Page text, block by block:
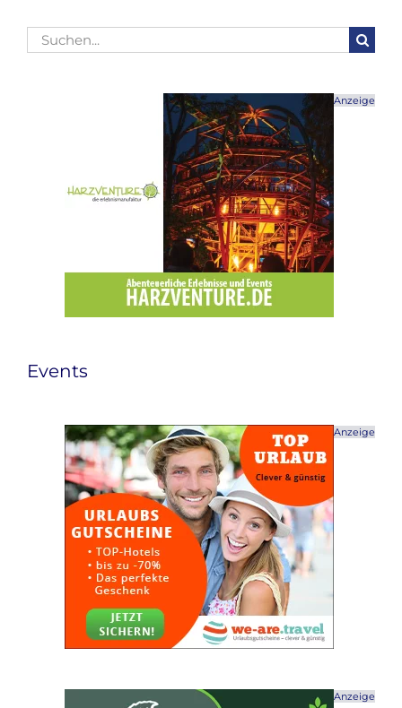
Suche
nach:
Anzeige
Events
Anzeige
Anzeige